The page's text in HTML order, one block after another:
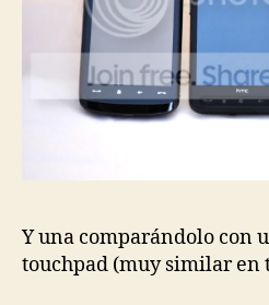
Y una comparándolo con
touchpad (muy similar en